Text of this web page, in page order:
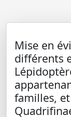
Mise en
différents
familles,